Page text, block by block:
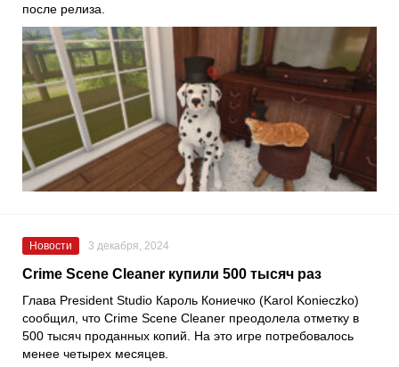
после релиза.
Новости 3 декабря, 2024
Crime Scene Cleaner купили 500 тысяч раз
Глава President Studio Кароль Кониечко (Karol Konieczko)
сообщил, что Crime Scene Cleaner преодолела отметку в
500 тысяч проданных копий. На это игре потребовалось
менее четырех месяцев.